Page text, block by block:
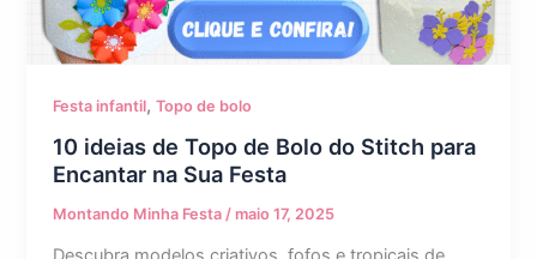
Festa infantil,Topo de bolo
10 ideias de Topo de Bolo do Stitch para
Encantar na Sua Festa
Montando Minha Festa/ maio 17, 2025